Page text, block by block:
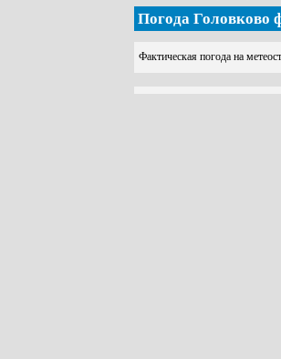
Погода Головково
Фактическая погода на